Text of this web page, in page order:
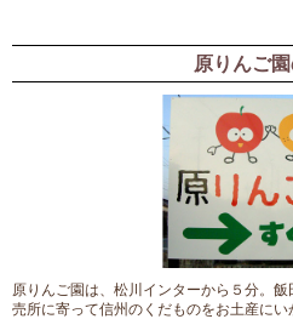
原りんご
原りんご園は、松川インターから５分。
売所に寄って信州のくだものをお土産にい